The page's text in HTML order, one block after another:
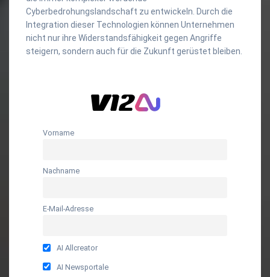
Cyberbedrohungslandschaft zu entwickeln. Durch die
Integration dieser Technologien können Unternehmen
nicht nur ihre Widerstandsfähigkeit gegen Angriffe
steigern, sondern auch für die Zukunft gerüstet bleiben.
Vorname
Nachname
E-Mail-Adresse
AI Allcreator
AI Newsportale